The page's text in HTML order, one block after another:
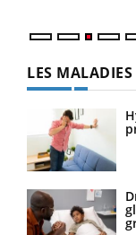
LES MALADIES